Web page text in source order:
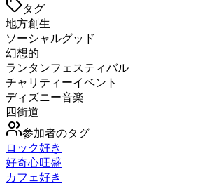
タグ
地方創生
ソーシャルグッド
幻想的
ランタンフェスティバル
チャリティーイベント
ディズニー音楽
四街道
参加者のタグ
ロック好き
好奇心旺盛
カフェ好き